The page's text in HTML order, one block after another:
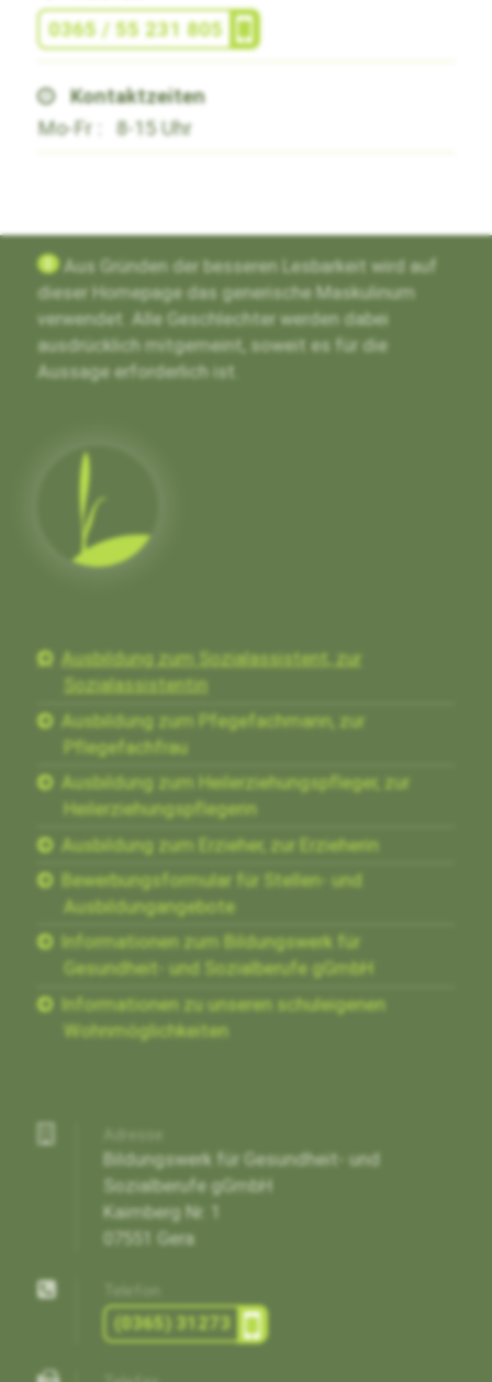
0365 / 55 231 805
Kontaktzeiten
Mo-Fr :
8-15 Uhr
g Aus Gründen der besseren Lesbarkeit wird auf
dieser Homepage das generische Maskulinum
verwendet. Alle Geschlechter werden dabei
ausdrücklich mitgemeint, soweit es für die
Aussage erforderlich ist.
Ausbildung zum Sozialassistent, zur
Sozialassistentin
Ausbildung zum Pfegefachmann, zur
Pflegefachfrau
Ausbildung zum Heilerziehungspfleger, zur
Heilerziehungspflegerin
Ausbildung zum Erzieher, zur Erzieherin
Bewerbungsformular für Stellen- und
Ausbildungangebote
Informationen zum Bildungswerk für
Gesundheit- und Sozialberufe gGmbH
Informationen zu unseren schuleigenen
Wohnmöglichkeiten
Bildungswerk für Gesundheit- und
Sozialberufe gGmbH
Kaimberg Nr. 1
07551 Gera
(0365) 31273